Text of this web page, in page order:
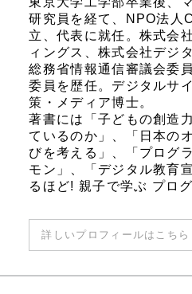
研究員を経て、NPO法人
立、代表に就任。株式会
ィングス、株式会社デジ
総務省情報通信審議会委
委員を歴任。デジタルサ
策・メディア博士。
著書には「子どもの創造
ているのか」、「日本の
びを考える」、「プログ
モン」、「デジタル教育
るほど! 親子で学ぶ プロ
詳しいプロフィールはこち